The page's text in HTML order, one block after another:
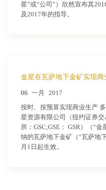
星”或“公司”）欣然宣布其
及2017年的指导。
金星在瓦萨地下金矿实现商
06 一月 2017
按时、按预算实现商业生产
星资源有限公司（纽约证券
所：GSC;GSE： GSR）（“
纳的瓦萨地下金矿（“瓦萨地
月1日起生效。